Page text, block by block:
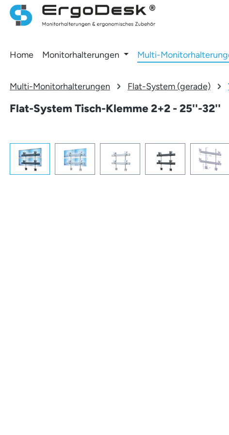
Hauptinhalt springen
Zur Suche springen
Zur Hauptnavigation springen
Home Monitorhalterungen Multi-
Multi-Monitorhalterungen Flat-System (gerade)
Flat-System Tisch-Klemme 2+2 - 25''-32''
Bildergalerie überspringen